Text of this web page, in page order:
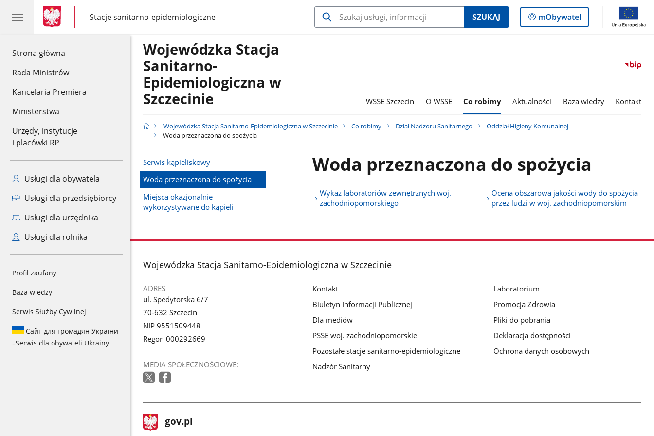
Strona główna
Rada Ministrów
Kancelaria Premiera
Ministerstwa
Urzędy, instytucje
i placówki RP
Usługi dla obywatela
Usługi dla przedsiębiorcy
Usługi dla urzędnika
Usługi dla rolnika
Profil zaufany
Baza wiedzy
Serwis Służby Cywilnej
Сайт для громадян України
–Serwis dla obywateli Ukrainy
gov.pl
gov.pl
Stacje sanitarno-epidemiologiczne
gov.pl
Stacje
sanitarno-
epidemiologiczne
SZUKAJ
Logowanie
do
mObywatel
Wojewódzka Stacja
Sanitarno-
Epidemiologiczna w
Szczecinie
WSSE Szczecin O WSSE Co robimy Aktualności Baza wiedzy Kontakt
Wojewódzka Stacja Sanitarno-Epidemiologiczna w Szczecinie Co robimy Dział Nadzoru Sanitarnego
Oddział Higieny Komunalnej
Woda przeznaczona do spożycia
Serwis kąpieliskowy
Woda przeznaczona do spożycia
Miejsca okazjonalnie
wykorzystywane do kąpieli
Woda przeznaczona do spożycia
Wykaz laboratoriów zewnętrznych woj.
zachodniopomorskiego
Ocena obszarowa jakości wody do spożycia
przez ludzi w woj. zachodniopomorskim
stopka
Wojewódzka Stacja Sanitarno-Epidemiologiczna w Szczecinie
ADRES
ul. Spedytorska 6/7
70-632 Szczecin
NIP 9551509448
Regon 000292669
MEDIA SPOŁECZNOŚCIOWE:
Kontakt
Biuletyn Informacji Publicznej
Dla mediów
PSSE woj. zachodniopomorskie
Pozostałe stacje sanitarno-epidemiologiczne
Nadzór Sanitarny
Laboratorium
Promocja Zdrowia
Pliki do pobrania
Deklaracja dostępności
Ochrona danych osobowych
stopka
gov.pl Strona
gov.pl